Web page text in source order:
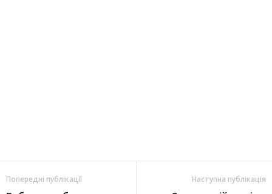
Попередні публікації Наступна публікація